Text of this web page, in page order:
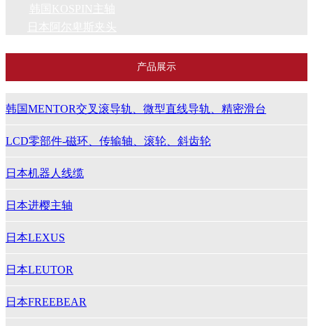
产品展示
韩国MENTOR交叉滚导轨、微型直线导轨、精密滑台
LCD零部件-磁环、传输轴、滚轮、斜齿轮
日本机器人线缆
日本进樱主轴
日本LEXUS
日本LEUTOR
日本FREEBEAR